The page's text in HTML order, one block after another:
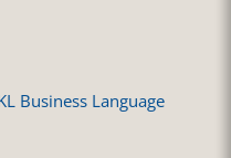
Business Language